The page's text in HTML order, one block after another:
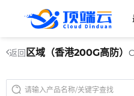
返回 区域（香港200G高防）